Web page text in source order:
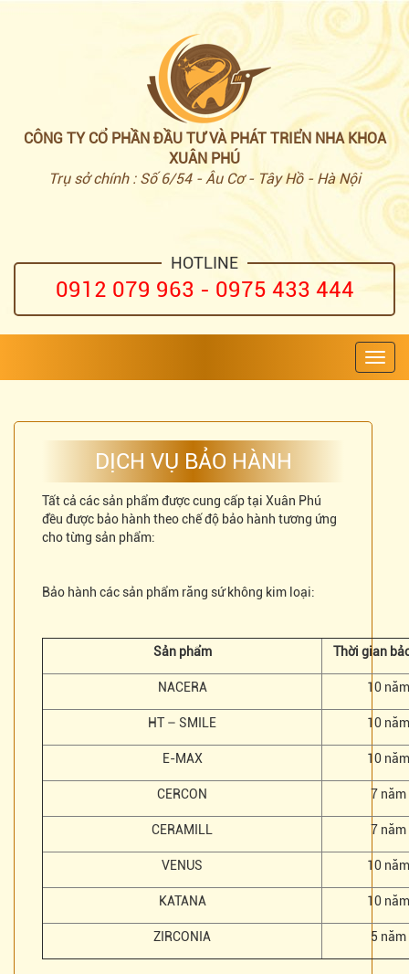
CÔNG TY CỔ PHẦN ĐẦU TƯ VÀ PHÁT TRIỂN NHA KHOA
XUÂN PHÚ
Trụ sở chính : Số 6/54 - Âu Cơ - Tây Hồ - Hà Nội
HOTLINE
0912 079 963 - 0975 433 444
DỊCH VỤ BẢO HÀNH
Tất cả các sản phẩm được cung cấp tại Xuân Phú
đều được bảo hành theo chế độ bảo hành tương ứng
cho từng sản phẩm:
Bảo hành các sản phẩm răng sứ không kim loại:
Sản phẩm Thời gian
NACERA 10 năm
HT – SMILE 10 năm
E-MAX 10 năm
CERCON 7 năm
CERAMILL 7 năm
VENUS 10 năm
KATANA 10 năm
ZIRCONIA 5 năm